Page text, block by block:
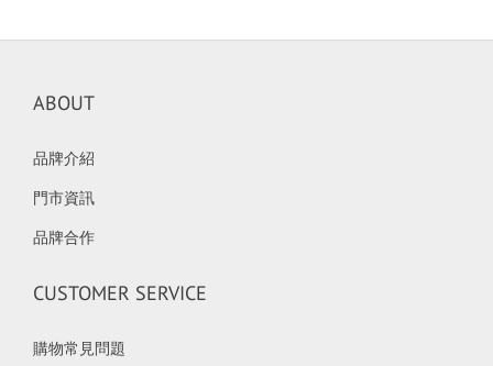
ABOUT
品牌介紹
門市資訊
品牌合作
CUSTOMER SERVICE
購物常見問題